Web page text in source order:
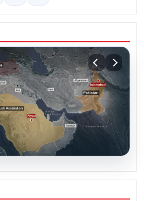
Anlaşması ne
Türkiye, Suudi